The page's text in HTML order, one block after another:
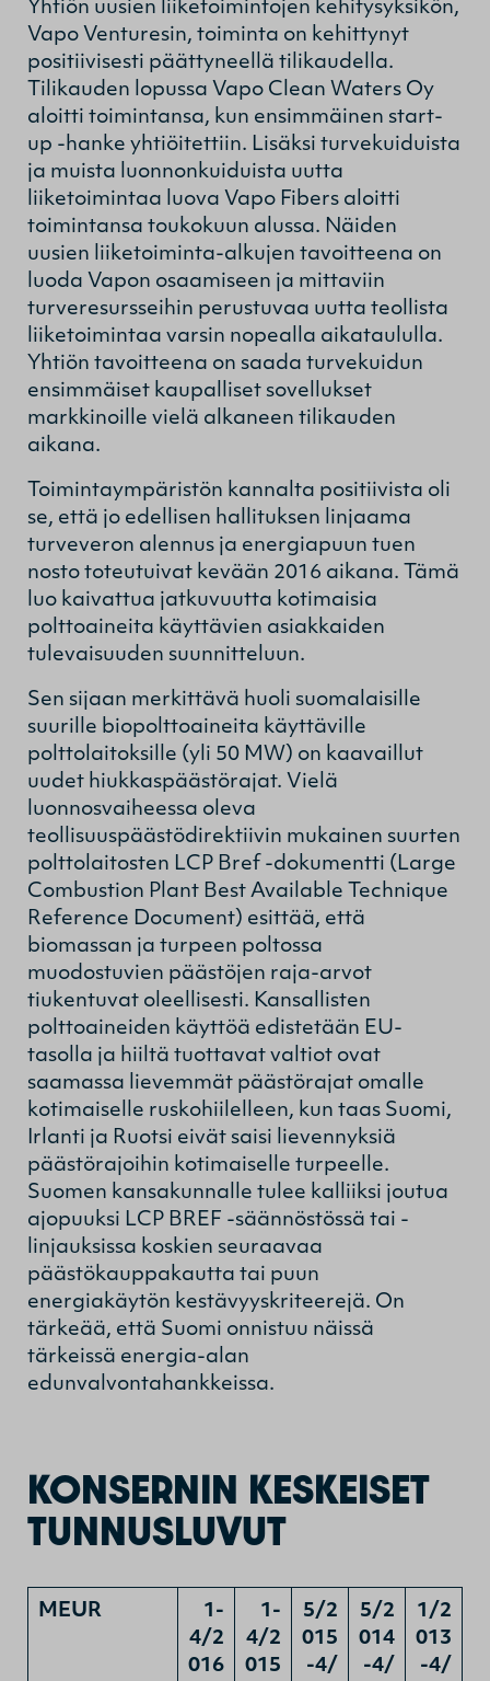
Yhtiön uusien liiketoimintojen kehitysyksikön,
Vapo Venturesin, toiminta on kehittynyt
positiivisesti päättyneellä tilikaudella.
Tilikauden lopussa Vapo Clean Waters Oy
aloitti toimintansa, kun ensimmäinen start-
up -hanke yhtiöitettiin. Lisäksi turvekuiduista
ja muista luonnonkuiduista uutta
liiketoimintaa luova Vapo Fibers aloitti
toimintansa toukokuun alussa. Näiden
uusien liiketoiminta-alkujen tavoitteena on
luoda Vapon osaamiseen ja mittaviin
turveresursseihin perustuvaa uutta teollista
liiketoimintaa varsin nopealla aikataululla.
Yhtiön tavoitteena on saada turvekuidun
ensimmäiset kaupalliset sovellukset
markkinoille vielä alkaneen tilikauden
aikana.
Toimintaympäristön kannalta positiivista oli
se, että jo edellisen hallituksen linjaama
turveveron alennus ja energiapuun tuen
nosto toteutuivat kevään 2016 aikana. Tämä
luo kaivattua jatkuvuutta kotimaisia
polttoaineita käyttävien asiakkaiden
tulevaisuuden suunnitteluun.
Sen sijaan merkittävä huoli suomalaisille
suurille biopolttoaineita käyttäville
polttolaitoksille (yli 50 MW) on kaavaillut
uudet hiukkaspäästörajat. Vielä
luonnosvaiheessa oleva
teollisuuspäästödirektiivin mukainen suurten
polttolaitosten LCP Bref -dokumentti (Large
Combustion Plant Best Available Technique
Reference Document) esittää, että
biomassan ja turpeen poltossa
muodostuvien päästöjen raja-arvot
tiukentuvat oleellisesti. Kansallisten
polttoaineiden käyttöä edistetään EU-
tasolla ja hiiltä tuottavat valtiot ovat
saamassa lievemmät päästörajat omalle
kotimaiselle ruskohiilelleen, kun taas Suomi,
Irlanti ja Ruotsi eivät saisi lievennyksiä
päästörajoihin kotimaiselle turpeelle.
Suomen kansakunnalle tulee kalliiksi joutua
ajopuuksi LCP BREF -säännöstössä tai -
linjauksissa koskien seuraavaa
päästökauppakautta tai puun
energiakäytön kestävyyskriteerejä. On
tärkeää, että Suomi onnistuu näissä
tärkeissä energia-alan
edunvalvontahankkeissa.
KONSERNIN KESKEISET
TUNNUSLUVUT
MEUR
1-
4/2
016
1-
4/2
015
5/2
015
-4/
5/2
014
-4/
1/2
013
-4/